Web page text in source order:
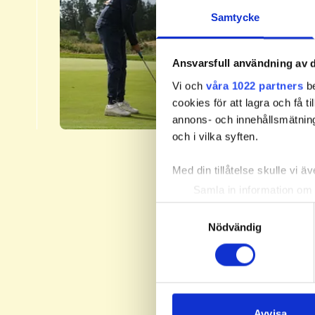
Samtycke
Ansvarsfull användning av
Vi och våra 1022 partners
cookies för att lagra och få
annons- och
och i vilka syften.
Med din tillåtelse skulle vi
Samla in information
Identifiera din enhet
Ta reda på mer om hur
eller dra tillbaka ditt
sociala medier och
till de sociala medier och
Nödvändig
​Läs